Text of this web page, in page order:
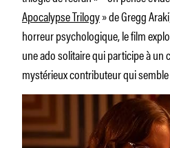
Apocalypse Trilogy» de Gregg
horreur psychologique, le film
une ado solitaire qui participe à un
mystérieux contributeur qui semble